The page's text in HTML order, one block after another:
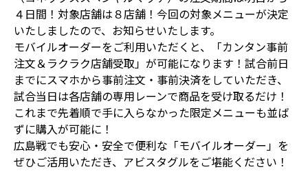
４日間！対象店舗は８店舗！今回の対象メニューが決定
いたしましたので、お知らせいたします。
モバイルオーダーをご利用いただくと、「カンタン事前
注文＆ラクラク店舗受取」が可能になります！試合前日
までにスマホから事前注文・事前決済をしていただき、
試合当日は各店舗の専用レーンで商品を受け取るだけ！
これまで先着順で手に入らなかった限定メニューも並ば
ずに購入が可能に！
広島戦でも安心・安全で便利な「モバイルオーダー」を
ぜひご活用いただき、アビスタグルをご堪能ください！